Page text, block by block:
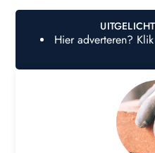
Hier adverteren?